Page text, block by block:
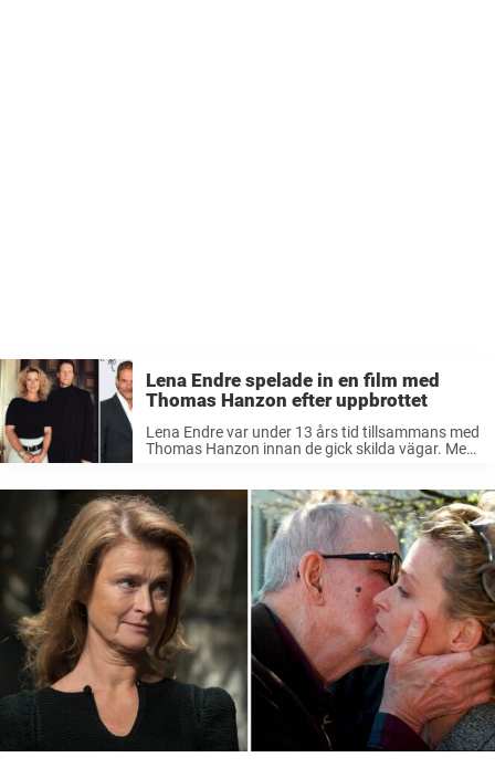
Lena Endre spelade in en film med
Thomas Hanzon efter uppbrottet
Lena Endre var under 13 års tid tillsammans med
Thomas Hanzon innan de gick skilda vägar. Men